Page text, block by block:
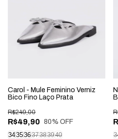
Carol - Mule Feminino Verniz
Bico Fino Laço Prata
R$49,90
R$249,00
80% OFF
34353637383940